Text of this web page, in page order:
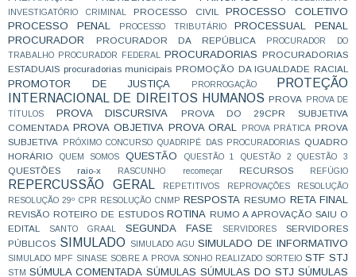
INVESTIGATÓRIO CRIMINAL
PROCESSO CIVIL
PROCESSO COLETIVO
PROCESSO PENAL
PROCESSO TRIBUTÁRIO
PROCESSUAL PENAL
PROCURADOR
PROCURADOR DA REPÚBLICA
PROCURADOR DO
TRABALHO
PROCURADOR FEDERAL PROCURADORIAS PROCURADORIAS
ESTADUAIS procuradorias municipais PROMOÇÃO DA IGUALDADE RACIAL
PROMOTOR DE JUSTIÇA PRORROGAÇÃO
PROTEÇÃO
INTERNACIONAL DE DIREITOS HUMANOS PROVA
PROVA DE
TÍTULOS
PROVA DISCURSIVA
PROVA DO 29CPR SUBJETIVA
COMENTADA PROVA OBJETIVA PROVA ORAL PROVA PRÁTICA PROVA
SUBJETIVA
PRÓXIMO CONCURSO QUADRIPÉ DAS PROCURADORIAS
QUADRO
HORÁRIO
QUEM SOMOS QUESTÃO QUESTÃO 1 QUESTÃO 2 QUESTÃO 3
QUESTÕES raio-x RASCUNHO recomeçar RECURSOS REFÚGIO
REPERCUSSÃO GERAL REPETITIVOS REPROVAÇÕES
RESOLUÇÃO
RESOLUÇÃO 29º CPR
RESOLUÇÃO CNMP RESPOSTA RESUMO RETA FINAL
REVISÃO ROTEIRO DE ESTUDOS ROTINA RUMO A APROVAÇÃO SAIU O
EDITAL
SANTO GRAAL SEGUNDA FASE SERVIDORES
SERVIDORES
PÚBLICOS SIMULADO SIMULADO AGU SIMULADO DE INFORMATIVO
SIMULADO MPF SINASE SOBRE A PROVA SONHO REALIZADO SORTEIO STF STJ
STM SÚMULA COMENTADA SÚMULAS SÚMULAS DO STJ SÚMULAS